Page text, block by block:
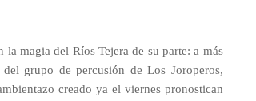
magia del Ríos Tejera de su parte: a más
grupo de percusión de Los Joroperos,
creado ya el viernes pronostican